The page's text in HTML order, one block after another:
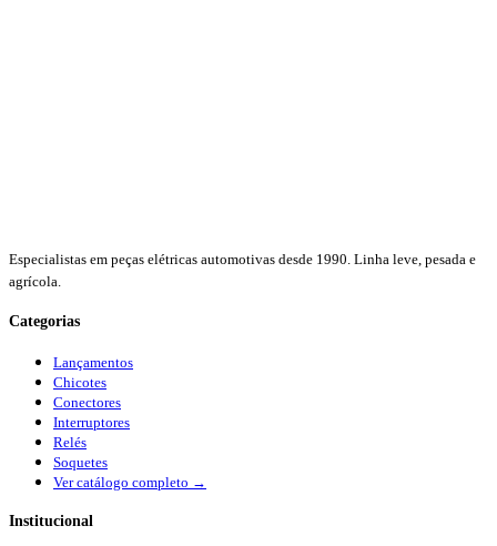
Especialistas em peças elétricas automotivas desde 1990. Linha leve, pesada e
agrícola.
Categorias
Lançamentos
Chicotes
Conectores
Interruptores
Relés
Soquetes
Ver catálogo completo →
Institucional